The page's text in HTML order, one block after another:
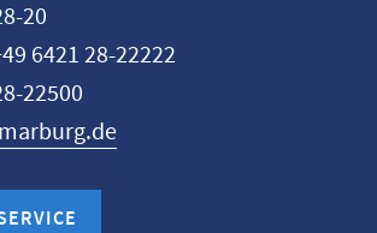
20
6421 28-22222
22500